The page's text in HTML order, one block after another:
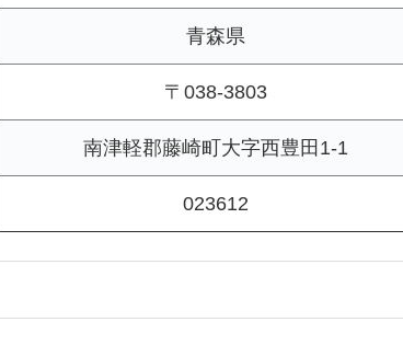
青森県
〒038-3803
南津軽郡藤崎町大字西豊田1-1
023612